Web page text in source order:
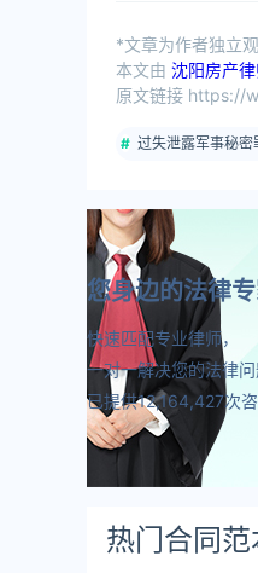
*文章为作者独立
本文由 沈阳房产
原文链接 https://
过失泄露军事秘密
您身边的法律
快速匹配专业律师，
一对一解决您的法律问
已提供12,164,427次
热门合同范